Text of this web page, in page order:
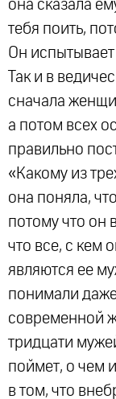
она сказала
тебя поить,
Он
Так и в
сначала
а потом всех
правильно
«Какому из
она поняла,
потому что он
что все, с кем
являются ее
понимали
современной
тридцати
поймет, о чем
в том, что